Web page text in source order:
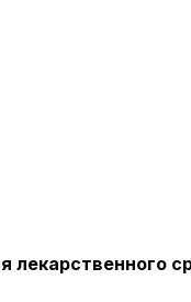
лекарственного